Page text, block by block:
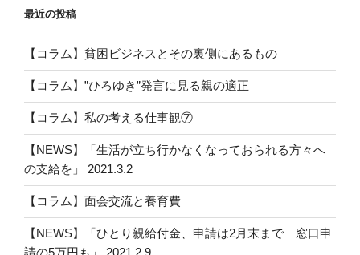
ー
シ
ョ
ン
最近の投稿
【コラム】貧困ビジネスとその裏側にあるもの
【コラム】”ひろゆき”発言に見る親の適正
【コラム】私の考える仕事観⑦
【NEWS】「生活が立ち行かなくなっておられる方々へ
の支給を」 2021.3.2
【コラム】面会交流と養育費
【NEWS】「ひとり親給付金、申請は2月末まで 窓口申
請の5万円も」 2021.2.9